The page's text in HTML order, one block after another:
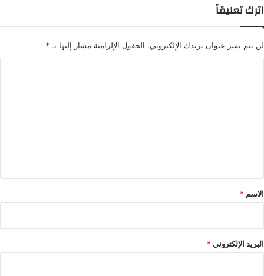
اترك تعليقاً
لن يتم نشر عنوان بريدك الإلكتروني. الحقول الإلزامية مشار إليها بـ *
*
الاسم *
البريد الإلكتروني*